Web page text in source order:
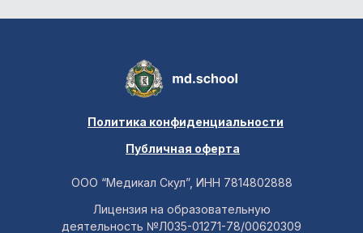
Политика конфиденциальности
Лицензия на образовательную
деятельность №Л035-01271-78/00620309
ООО “Медикал Скул”, ИНН 7814802888
Публичная оферта